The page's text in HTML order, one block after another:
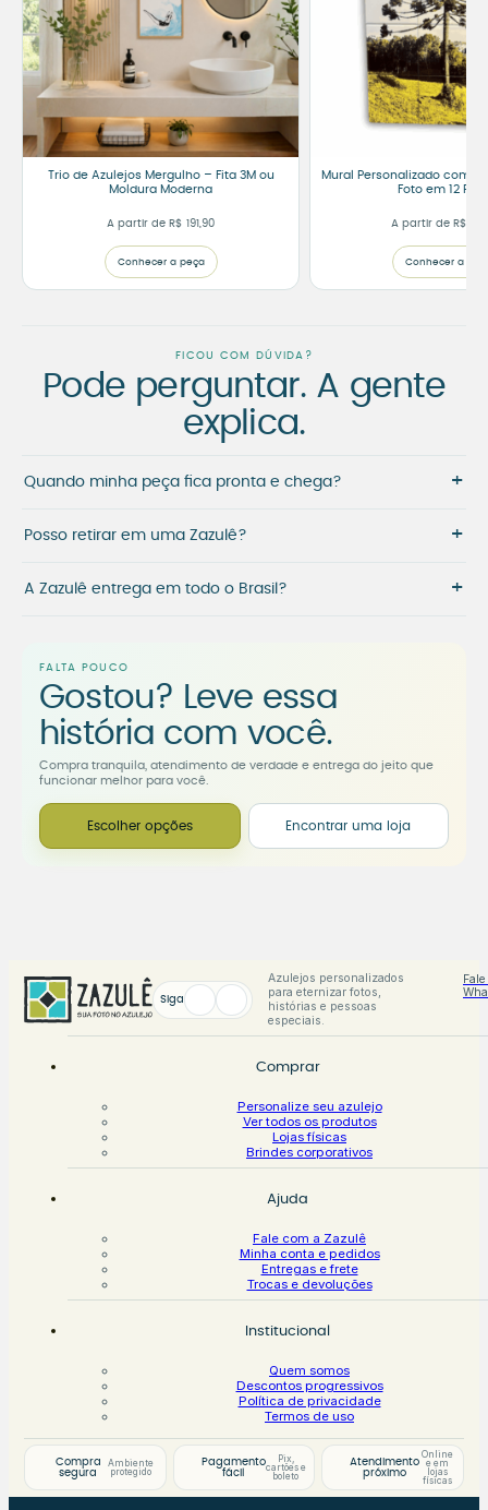
Trio de Azulejos Mergulho – Fita 3M ou
Moldura Moderna
A partir de R$ 191,90
Conhecer a peça
Mural Personalizado com
Foto em 12
A partir de R$
Conhecer a
FICOU COM DÚVIDA?
Pode perguntar. A gente
explica.
Quando minha peça fica pronta e chega? +
Posso retirar em uma Zazulê? +
A Zazulê entrega em todo o Brasil? +
FALTA POUCO
Gostou? Leve essa
história com você.
Compra tranquila, atendimento de verdade e entrega do jeito que
funcionar melhor para você.
Escolher opções Encontrar uma loja
Siga
Azulejos personalizados
para eternizar fotos,
histórias e pessoas
especiais.
Comprar
Personalize seu azulejo
Ver todos os produtos
Lojas físicas
Brindes corporativos
Ajuda
Fale com a Zazulê
Minha conta e pedidos
Entregas e frete
Trocas e devoluções
Institucional
Quem somos
Descontos progressivos
Política de privacidade
Termos de uso
Compra
segura
Ambiente
protegido
Pagamento
fácil
Pix,
cartões e
boleto
Atendimento
próximo
Online
e em
lojas
físicas